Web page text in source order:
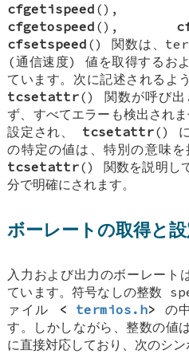
cfgetispeed
cfgetospeed (),
cfsetspeed () 関数は、
(通信速度) 値を取得するお
ています。次に記述されるよ
tcsetattr() 関数が呼び出
ず、すべてエラーも検出さ
設定され、 tcsetattr() に
の特定の値は、特別の意味を
tcsetattr() 関数を説明し
分で明確にされます。
ボーレートの取得と
入力および出力のボーレー
ています。符号なしの整数
ァイル
< termios.h> の
す。しかしながら、整数の値
に直接対応しており、次のシン